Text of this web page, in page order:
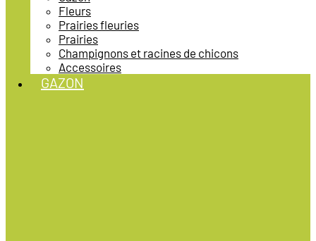
Fleurs
Prairies fleuries
Prairies
Champignons et racines de chicons
Accessoires
GAZON